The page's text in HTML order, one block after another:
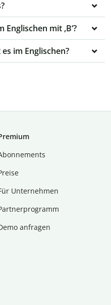
Englischen mit ,B‘?
im Englischen?
Unternehmen
anfragen